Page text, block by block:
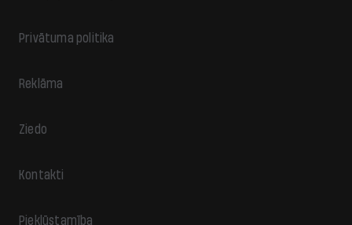
Privātuma politika
Reklāma
Ziedo
Kontakti
Piekļūstamība